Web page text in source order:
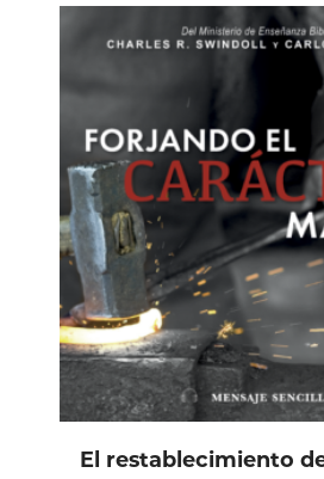
El restablecimiento